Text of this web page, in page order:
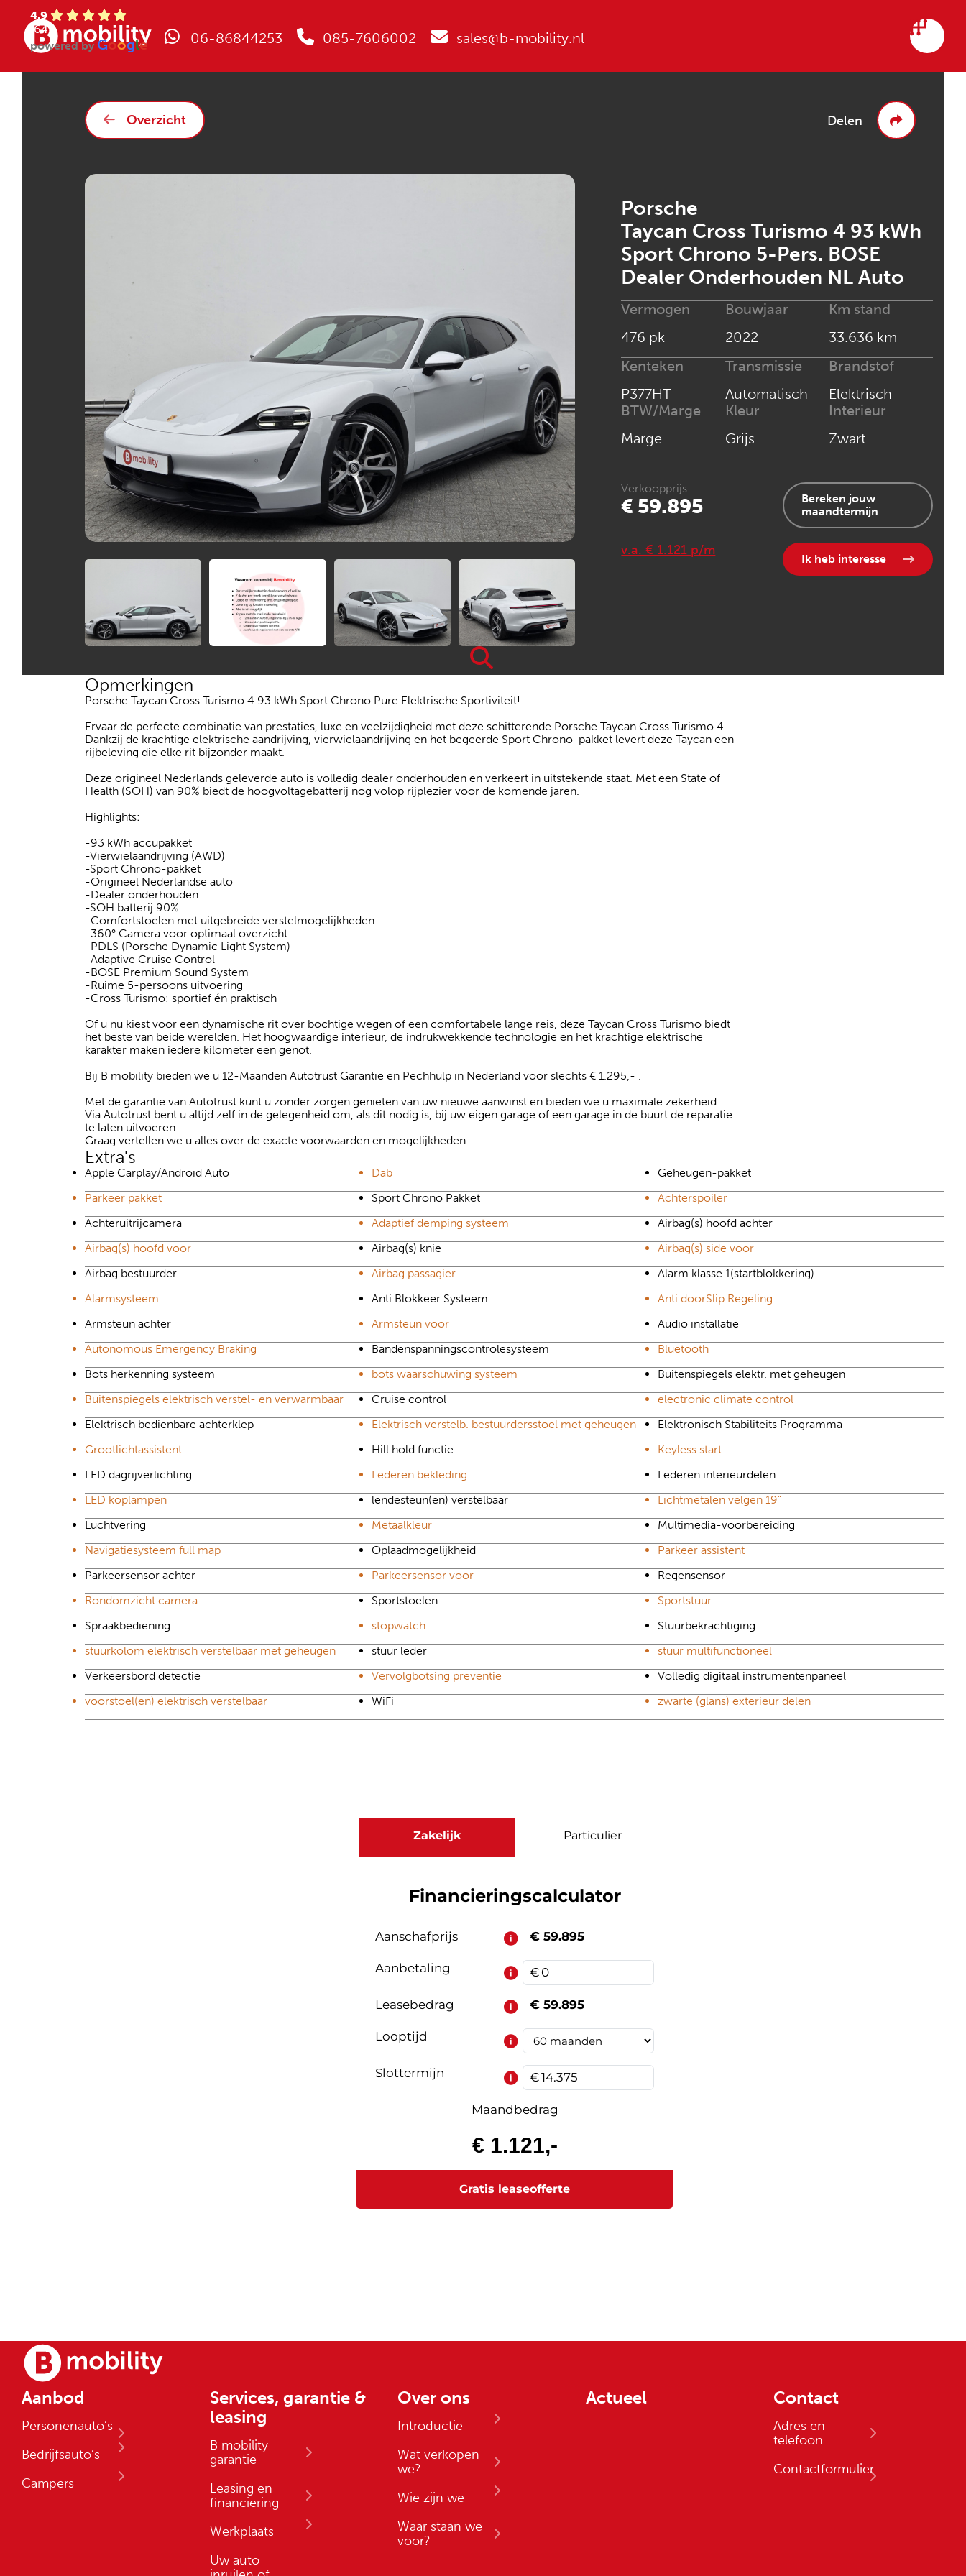
4.9
(64)
powered byGoogle 06-86844253 085-7606002 sales@b-mobility.nl
Overzicht Delen
Porsche
Taycan Cross Turismo 4 93 kWh
Sport Chrono 5-Pers. BOSE
Dealer Onderhouden NL Auto
Vermogen
476 pk
Bouwjaar
2022
Km stand
33.636 km
Kenteken
P377HT
Transmissie
Automatisch
Brandstof
Elektrisch
BTW/Marge
Marge
Kleur
Grijs
Interieur
Zwart
Verkoopprijs
€ 59.895
v.a. € 1.121 p/m
Bereken jouw
maandtermijn
Ik heb interesse
Opmerkingen
Porsche Taycan Cross Turismo 4 93 kWh Sport Chrono Pure Elektrische Sportiviteit!
Ervaar de perfecte combinatie van prestaties, luxe en veelzijdigheid met deze schitterende Porsche Taycan Cross Turismo 4.
Dankzij de krachtige elektrische aandrijving, vierwielaandrijving en het begeerde Sport Chrono-pakket levert deze Taycan een
rijbeleving die elke rit bijzonder maakt.
Deze origineel Nederlands geleverde auto is volledig dealer onderhouden en verkeert in uitstekende staat. Met een State of
Health (SOH) van 90% biedt de hoogvoltagebatterij nog volop rijplezier voor de komende jaren.
Highlights:
-93 kWh accupakket
-Vierwielaandrijving (AWD)
-Sport Chrono-pakket
-Origineel Nederlandse auto
-Dealer onderhouden
-SOH batterij 90%
-Comfortstoelen met uitgebreide verstelmogelijkheden
-360° Camera voor optimaal overzicht
-PDLS (Porsche Dynamic Light System)
-Adaptive Cruise Control
-BOSE Premium Sound System
-Ruime 5-persoons uitvoering
-Cross Turismo: sportief én praktisch
Of u nu kiest voor een dynamische rit over bochtige wegen of een comfortabele lange reis, deze Taycan Cross Turismo biedt
het beste van beide werelden. Het hoogwaardige interieur, de indrukwekkende technologie en het krachtige elektrische
karakter maken iedere kilometer een genot.
Bij B mobility bieden we u 12-Maanden Autotrust Garantie en Pechhulp in Nederland voor slechts € 1.295,- .
Met de garantie van Autotrust kunt u zonder zorgen genieten van uw nieuwe aanwinst en bieden we u maximale zekerheid.
Via Autotrust bent u altijd zelf in de gelegenheid om, als dit nodig is, bij uw eigen garage of een garage in de buurt de reparatie
te laten uitvoeren.
Graag vertellen we u alles over de exacte voorwaarden en mogelijkheden.
Extra's
Apple Carplay/Android Auto Dab
Geheugen-pakket
Parkeer pakket
Sport Chrono Pakket
Achterspoiler
Achteruitrijcamera
Adaptief demping systeem
Airbag(s) hoofd achter
Airbag(s) hoofd voor
Airbag(s) knie
Airbag(s) side voor
Airbag bestuurder
Airbag passagier
Alarm klasse 1(startblokkering)
Alarmsysteem
Anti Blokkeer Systeem
Anti doorSlip Regeling
Armsteun achter
Armsteun voor
Audio installatie
Autonomous Emergency Braking
Bandenspanningscontrolesysteem
Bluetooth
Bots herkenning systeem
bots waarschuwing systeem
Buitenspiegels elektr. met geheugen
Buitenspiegels elektrisch verstel- en verwarmbaar
Cruise control
electronic climate control
Elektrisch bedienbare achterklep
Elektrisch verstelb. bestuurdersstoel met geheugen
Elektronisch Stabiliteits Programma
Grootlichtassistent
Hill hold functie
Keyless start
LED dagrijverlichting
Lederen bekleding
Lederen interieurdelen
LED koplampen
lendesteun(en) verstelbaar
Lichtmetalen velgen 19"
Luchtvering
Metaalkleur
Multimedia-voorbereiding
Navigatiesysteem full map
Oplaadmogelijkheid
Parkeer assistent
Parkeersensor achter
Parkeersensor voor
Regensensor
Rondomzicht camera
Sportstoelen
Sportstuur
Spraakbediening
stopwatch
Stuurbekrachtiging
stuurkolom elektrisch verstelbaar met geheugen
stuur leder
stuur multifunctioneel
Verkeersbord detectie
Vervolgbotsing preventie
Volledig digitaal instrumentenpaneel
voorstoel(en) elektrisch verstelbaar
WiFi zwarte (glans) exterieur delen
Aanbod
Personenauto’s
Bedrijfsauto’s
Campers
Services, garantie &
leasing
B mobility
garantie
Leasing en
financiering
Werkplaats
Uw auto
Over ons
Introductie
Wat verkopen
we?
Wie zijn we
Waar staan we
voor?
Actueel Contact
Adres en
telefoon
Contactformulier